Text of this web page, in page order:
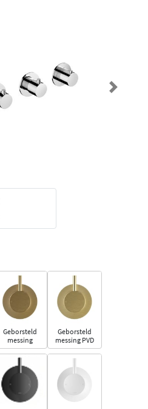
Next
Geborsteld
messing
Geborsteld
messing PVD